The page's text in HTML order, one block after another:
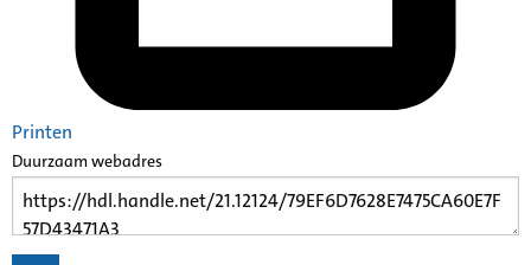
Printen
Duurzaam webadres